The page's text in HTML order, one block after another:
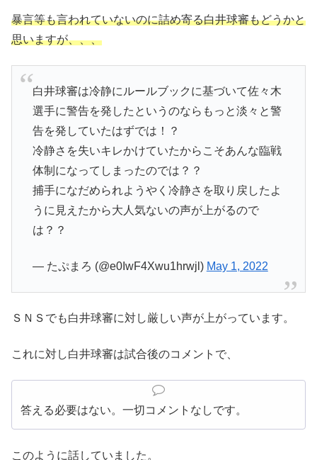
暴言等も言われていないのに詰め寄る白井球審もどうかと
思いますが、、、
白井球審は冷静にルールブックに基づいて佐々木
選手に警告を発したというのならもっと淡々と警
告を発していたはずでは！？
冷静さを失いキレかけていたからこそあんな臨戦
体制になってしまったのでは？？
捕手になだめられようやく冷静さを取り戻したよ
うに見えたから大人気ないの声が上がるので
は？？
— たぷまろ (@e0IwF4Xwu1hrwjl) May 1, 2022
ＳＮＳでも白井球審に対し厳しい声が上がっています。
これに対し白井球審は試合後のコメントで、
答える必要はない。一切コメントなしです。
このように話していました。